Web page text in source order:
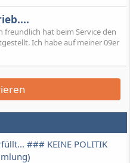
freundlich hat beim Service den
Ich habe auf meiner 09er
### KEINE POLITIK